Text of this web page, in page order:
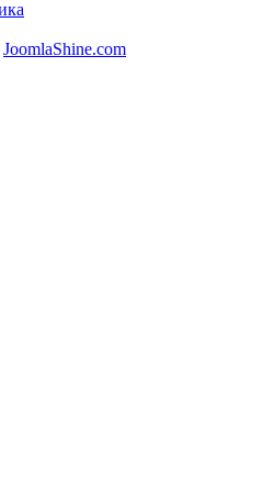
JoomlaShine.com